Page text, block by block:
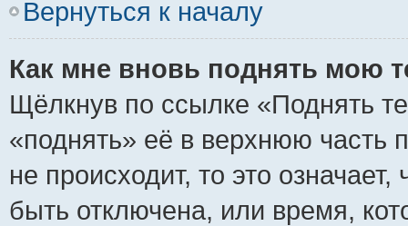
Вернуться к началу
Как мне вновь поднять мою
Щёлкнув по ссылке «Поднять
«поднять» её в верхнюю часть
не происходит, то это
быть отключена, или время,